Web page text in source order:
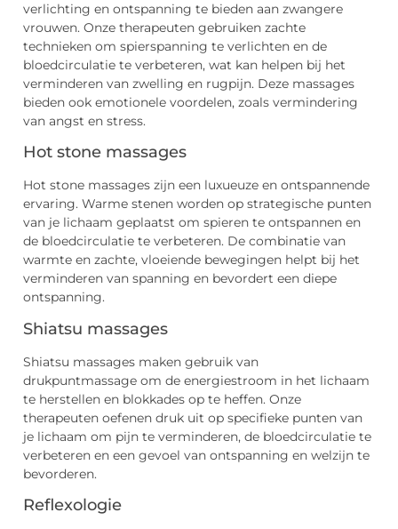
verlichting en ontspanning te bieden aan zwangere
vrouwen. Onze therapeuten gebruiken zachte
technieken om spierspanning te verlichten en de
bloedcirculatie te verbeteren, wat kan helpen bij het
verminderen van zwelling en rugpijn. Deze massages
bieden ook emotionele voordelen, zoals vermindering
van angst en stress.
Hot stone massages
Hot stone massages zijn een luxueuze en ontspannende
ervaring. Warme stenen worden op strategische punten
van je lichaam geplaatst om spieren te ontspannen en
de bloedcirculatie te verbeteren. De combinatie van
warmte en zachte, vloeiende bewegingen helpt bij het
verminderen van spanning en bevordert een diepe
ontspanning.
Shiatsu massages
Shiatsu massages maken gebruik van
drukpuntmassage om de energiestroom in het lichaam
te herstellen en blokkades op te heffen. Onze
therapeuten oefenen druk uit op specifieke punten van
je lichaam om pijn te verminderen, de bloedcirculatie te
verbeteren en een gevoel van ontspanning en welzijn te
bevorderen.
Reflexologie